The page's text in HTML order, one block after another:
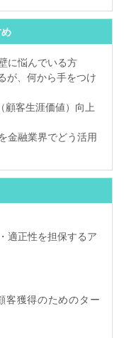
に悩んでいる方
が、何から手をつけ
顧客生涯価値）向上
金融業界でどう活用
適正性を担保するア
客獲得のためのター